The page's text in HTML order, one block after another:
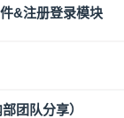
&注册登录模块
团队分享）